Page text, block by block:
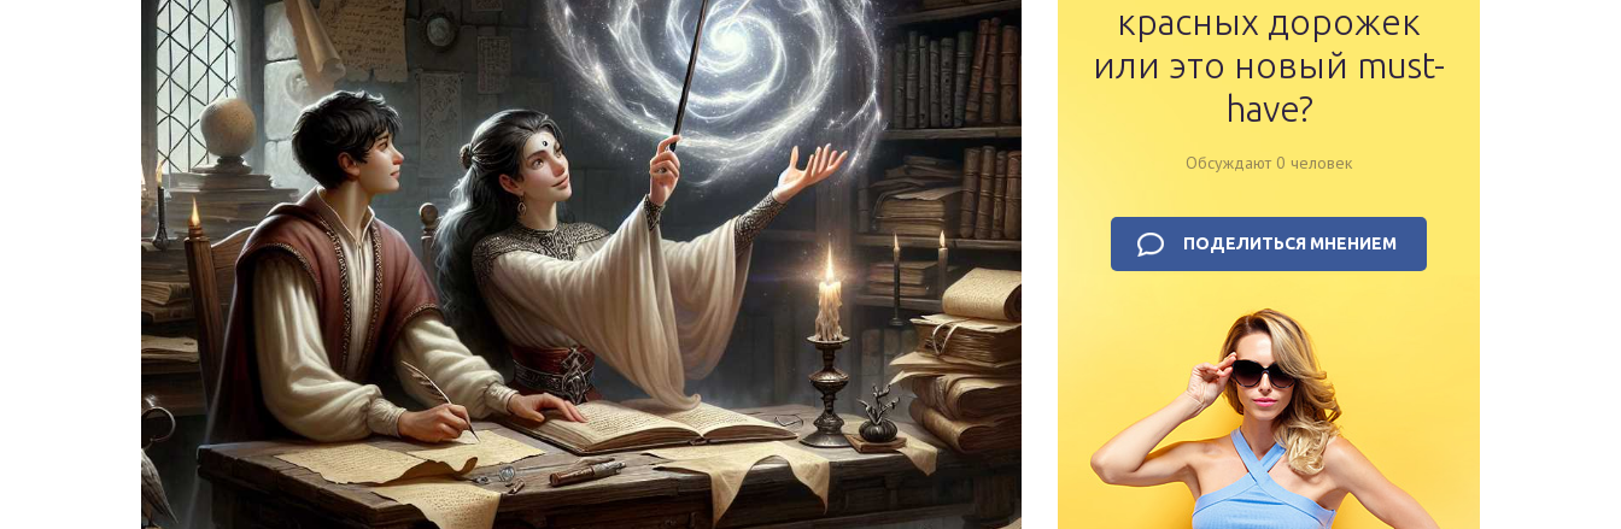
красных дорожек
или это новый must-
have?
Обсуждают 0 человек
ПОДЕЛИТЬСЯ МНЕНИЕМ